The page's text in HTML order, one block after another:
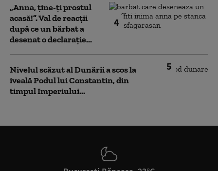
4
„Anna, ţine-ţi prostul
acasă!”. Val de reacții
după ce un bărbat a
desenat o declarație...
5
Nivelul scăzut al Dunării a scos la
iveală Podul lui Constantin, din
timpul Imperiului...